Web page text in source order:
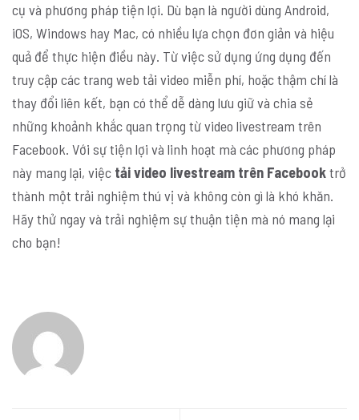
cụ và phương pháp tiện lợi. Dù bạn là người dùng Android,
iOS, Windows hay Mac, có nhiều lựa chọn đơn giản và hiệu
quả để thực hiện điều này. Từ việc sử dụng ứng dụng đến
truy cập các trang web tải video miễn phí, hoặc thậm chí là
thay đổi liên kết, bạn có thể dễ dàng lưu giữ và chia sẻ
những khoảnh khắc quan trọng từ video livestream trên
Facebook. Với sự tiện lợi và linh hoạt mà các phương pháp
này mang lại, việc tải video livestream trên Facebooktrở
thành một trải nghiệm thú vị và không còn gì là khó khăn.
Hãy thử ngay và trải nghiệm sự thuận tiện mà nó mang lại
cho bạn!